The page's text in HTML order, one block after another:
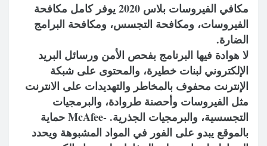
مكافي الفيروسات بلاس 2020 يوفر كامل مكافحة
الفيروسات، ومكافحة التجسس، ومكافحة البرامج
الضارة.
لا هوادة فيها البرنامج بفحص الأمن ورسائل البريد
الإلكتروني لبنات خطيرة، والمحتوى على شبكة
الإنترنت محفوف بالمخاطر والتهديدات على الانترنت
مثل الفيروسات وأحصنة طروادة، والبرمجيات
التجسسية، والبرمجيات الجذرية. -McAfee حماية
بالموقع يبدو على الفور في المواد المشبوهة ويحدد